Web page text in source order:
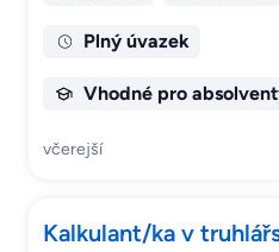
Plný úvazek
Vhodné pro
včerejší
Kalkulant/ka v